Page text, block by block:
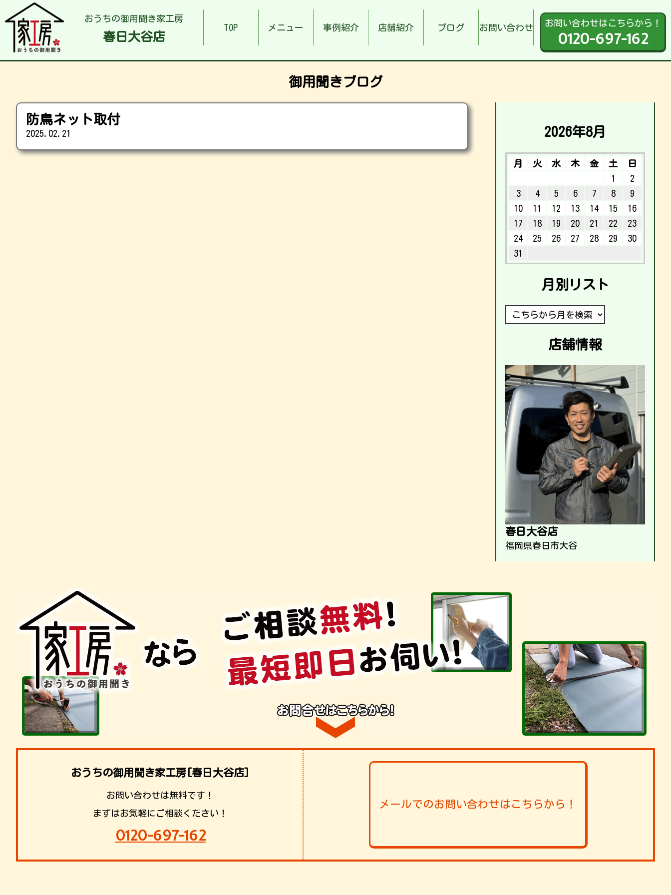
おうちの御用聞き家工房
春日大谷店
TOP メニュー 事例紹介 店舗紹介 ブログ お問い合わせ お問い合わせはこちらから！
0120-697-162
御用聞きブログ
防鳥ネット取付
2025.02.21 2026年8月
月 火 水 木 金 土
日
1
2
3
4 5 6 7 8
9
10
11 12 13 14 15
16
17
18 19 20 21 22
23
24
25 26 27 28 29
30
31
月別リスト
店舗情報
春日大谷店
福岡県春日市大谷
おうちの御用聞き家工房[春日大谷店]
お問い合わせは無料です！
まずはお気軽にご相談ください！
0120-697-162
メールでのお問い合わせはこちらから！